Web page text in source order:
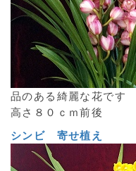
品のある綺麗な花です
高さ８０ｃｍ前後
シンビ 寄せ植え